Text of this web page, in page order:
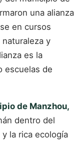
una alianza
en cursos
y
es la
escuelas de
de Manzhou,
dentro del
la rica ecología